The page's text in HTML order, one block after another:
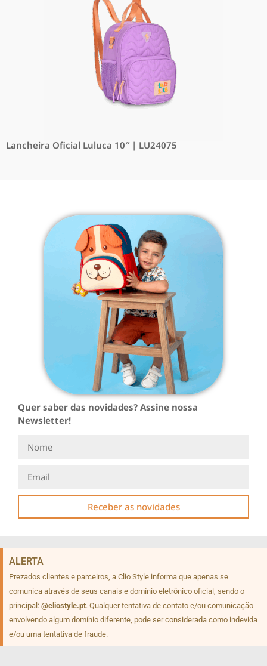
Lancheira Oficial Luluca 10″ | LU24075
Quer saber das novidades? Assine nossa
Newsletter!
Receber as novidades
ALERTA
Prezados clientes e parceiros, a Clio Style informa que apenas se
comunica através de seus canais e domínio eletrônico oficial, sendo o
principal: @cliostyle.pt. Qualquer tentativa de contato e/ou comunicação
envolvendo algum domínio diferente, pode ser considerada como indevida
e/ou uma tentativa de fraude.